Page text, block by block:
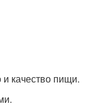
качество пищи.